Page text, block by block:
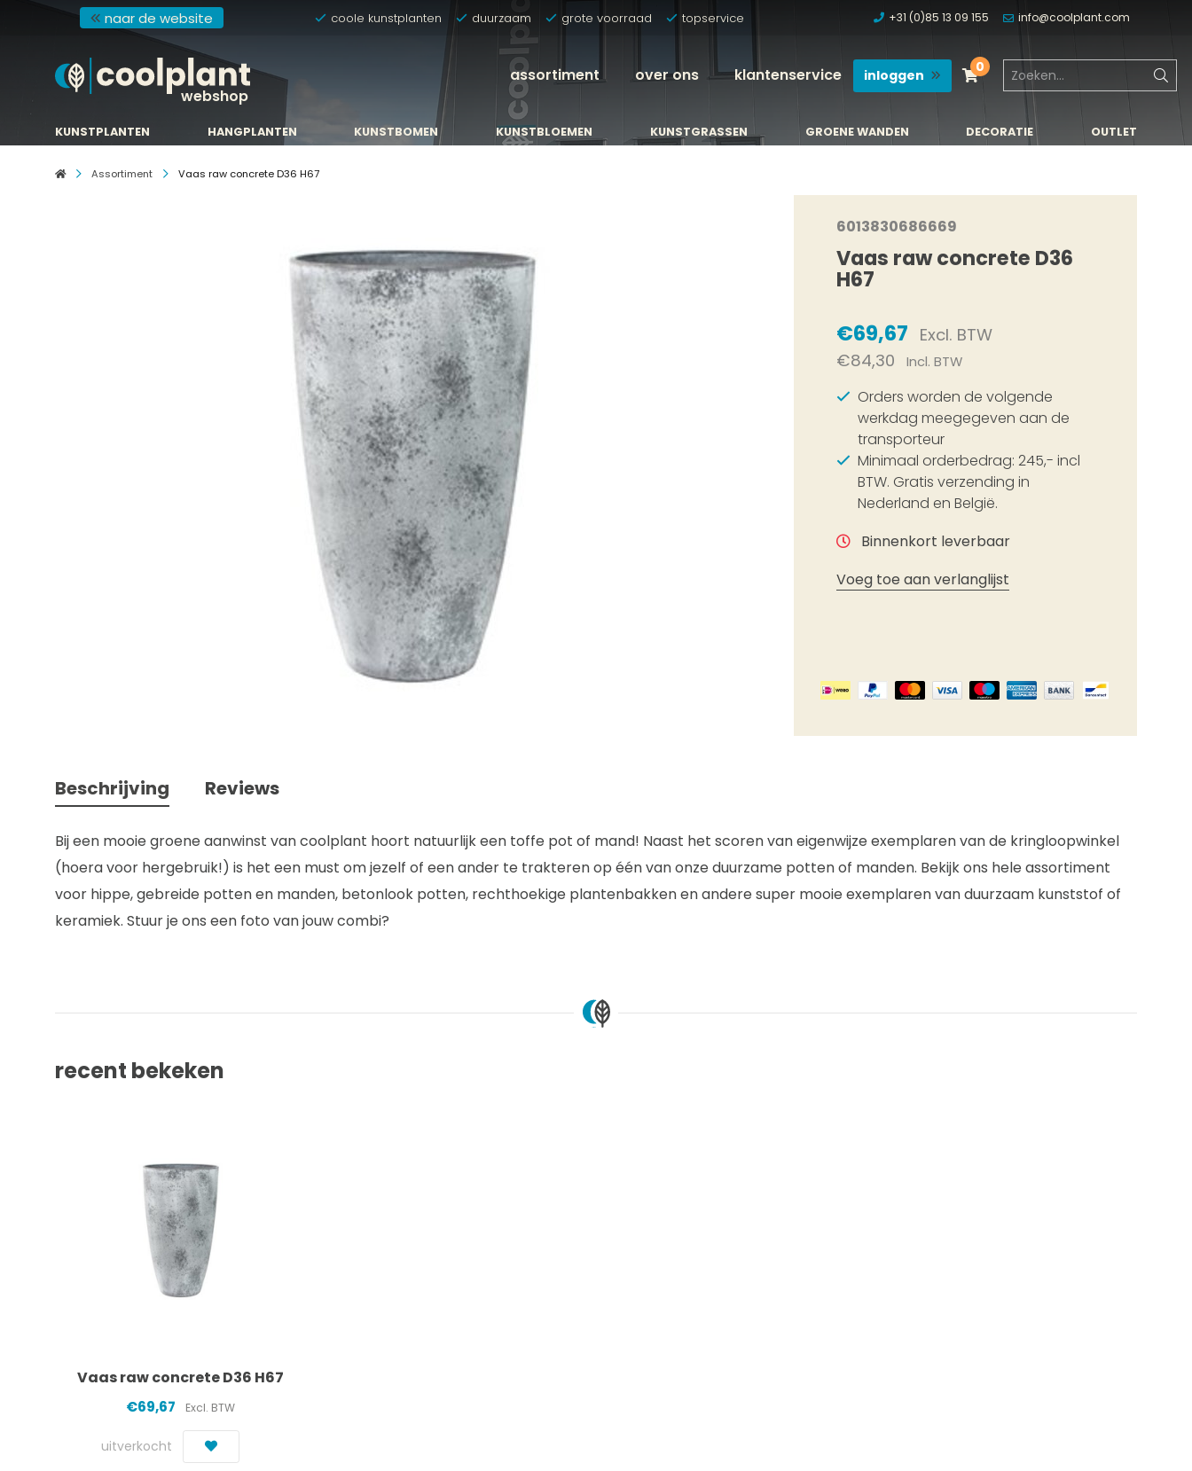
naar de website coole kunstplanten duurzaam grote voorraad topservice +31 (0)85 13 09 155 info@coolplant.com
webshop
assortiment over ons klantenservice inloggen 0
KUNSTPLANTEN HANGPLANTEN KUNSTBOMEN KUNSTBLOEMEN KUNSTGRASSEN GROENE WANDEN DECORATIE OUTLET
KUNSTPLANTEN HANGPLANTEN KUNSTBOMEN KUNSTBLOEMEN KUNSTGRASSEN GROENE WANDEN DECORATIE OUTLET
Assortiment Vaas raw concrete D36 H67
6013830686669
Vaas raw concrete D36
H67
€69,67 Excl. BTW
€84,30
Incl. BTW
Orders worden de volgende
werkdag meegegeven aan de
transporteur
Minimaal orderbedrag: 245,- incl
BTW. Gratis verzending in
Nederland en België.
Binnenkort leverbaar
Voeg toe aan verlanglijst
Beschrijving Reviews
Bij een mooie groene aanwinst van coolplant hoort natuurlijk een toffe pot of mand! Naast het scoren van eigenwijze exemplaren van de kringloopwinkel
(hoera voor hergebruik!) is het een must om jezelf of een ander te trakteren op één van onze duurzame potten of manden. Bekijk ons hele assortiment
voor hippe, gebreide potten en manden, betonlook potten, rechthoekige plantenbakken en andere super mooie exemplaren van duurzaam kunststof of
keramiek. Stuur je ons een foto van jouw combi?
recent bekeken
Vaas raw concrete D36 H67
€69,67 Excl. BTW
uitverkocht